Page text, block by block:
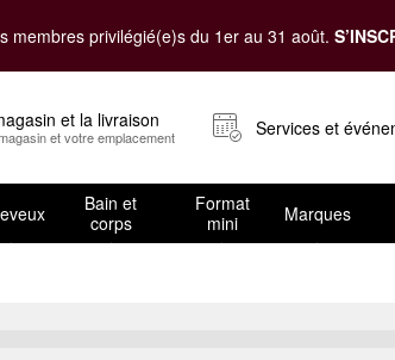
membres privilégié(e)s du 1er au 31 août.
et la livraison
et votre emplacement Services et
Bain et
corps
Format
mini
Marques